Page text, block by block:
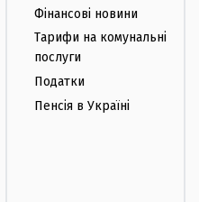
Фінансові новини
Тарифи на комунальні
послуги
Податки
Пенсія в Україні